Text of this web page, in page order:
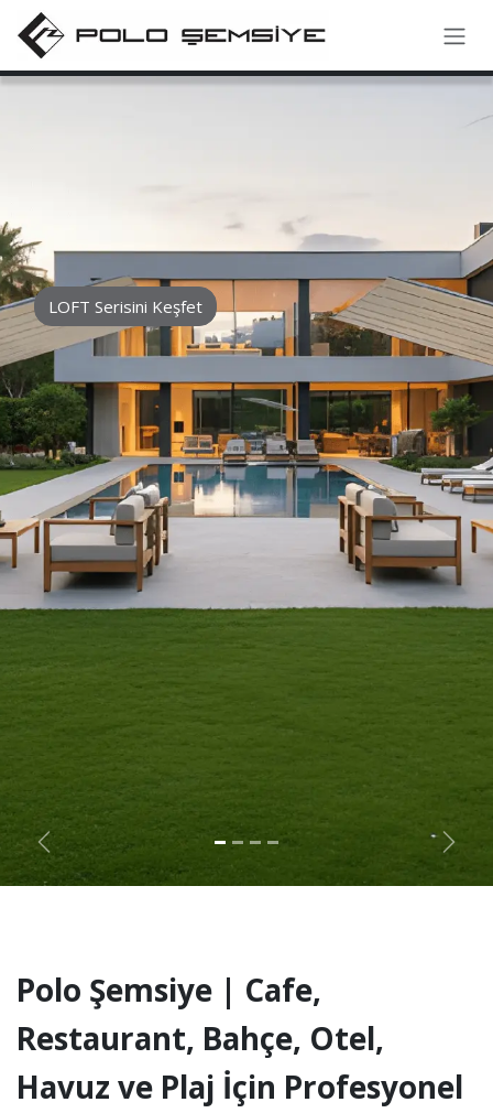
İçereği Atla
LOFT Serisini Keşfet
Önceki
Polo Şemsiye | Cafe,
Restaurant, Bahçe, Otel,
Havuz ve Plaj İçin Profesyonel